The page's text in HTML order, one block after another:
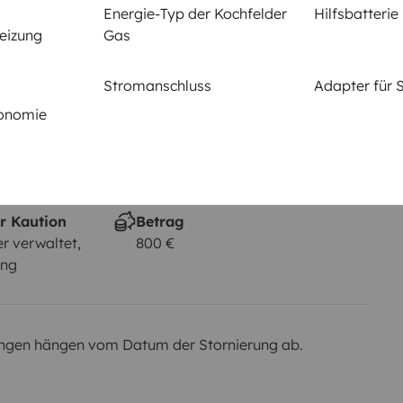
Energie-Typ der Kochfelder
Gas
Hilfsbatterie
Stromanschluss
Adapter für
Kaution
verwaltet,
Betrag
800 €
hängen vom Datum der Stornierung ab.